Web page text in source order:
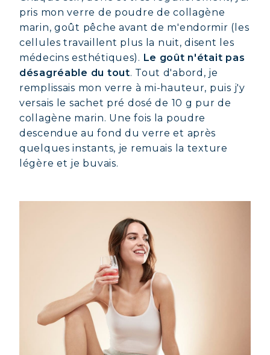
pris mon verre de poudre de collagène
marin, goût pêche avant de m'endormir (les
cellules travaillent plus la nuit, disent les
médecins esthétiques). Le goût n'était pas
désagréable du tout. Tout d'abord, je
remplissais mon verre à mi-hauteur, puis j'y
versais le sachet pré dosé de 10 g pur de
collagène marin. Une fois la poudre
descendue au fond du verre et après
quelques instants, je remuais la texture
légère et je buvais.